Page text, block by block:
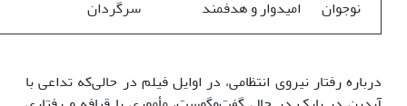
نوجوان
امیدوار و هدفمند
سرگردان
درباره رفتار نیروی انتظامی، در اوایل فیلم در حالی‌که تداعی با